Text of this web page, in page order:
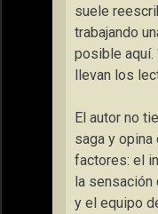
suele
trabajando
posible aquí.
llevan los
El autor no
saga y
factores: el
la
y el equipo